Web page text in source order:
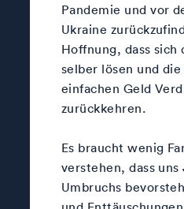
Pandemie und vor
Ukraine
Hoffnung, dass sich
selber lösen und
einfachen Geld
zurückkehren.
Es braucht wenig
verstehen, dass uns
Umbruchs